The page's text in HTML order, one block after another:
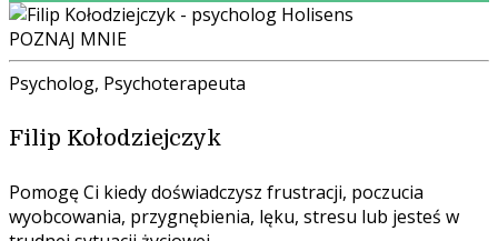
POZNAJ MNIE
Psycholog, Psychoterapeuta
Filip Kołodziejczyk
Pomogę Ci kiedy doświadczysz frustracji, poczucia
wyobcowania, przygnębienia, lęku, stresu lub jesteś w